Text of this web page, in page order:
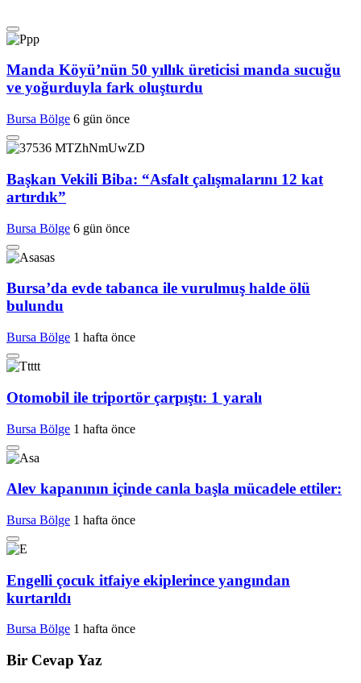
Manda Köyü’nün 50 yıllık üreticisi manda sucuğu
ve yoğurduyla fark oluşturdu
Bursa Bölge 6 gün önce
Başkan Vekili Biba: “Asfalt çalışmalarını 12 kat
artırdık”
Bursa Bölge 6 gün önce
Bursa’da evde tabanca ile vurulmuş halde ölü
bulundu
Bursa Bölge 1 hafta önce
Otomobil ile triportör çarpıştı: 1 yaralı
Bursa Bölge 1 hafta önce
Alev kapanının içinde canla başla mücadele ettiler:
Bursa Bölge 1 hafta önce
Engelli çocuk itfaiye ekiplerince yangından
kurtarıldı
Bursa Bölge 1 hafta önce
Bir Cevap Yaz